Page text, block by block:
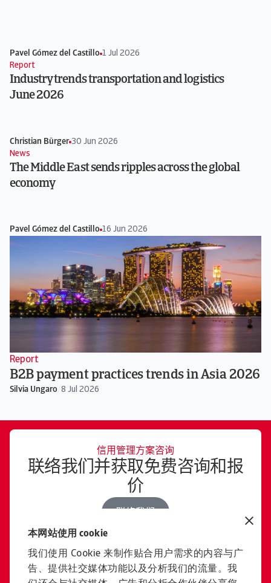
本网站使用 cookie
我们使用 Cookie 来制作贴合用户需求的内容与广
告、提供社交媒体功能以及分析我们的流量。我
Pavel Gómez del Castillo 1 Jul 2026
Report
Industry trends transportation and logistics
June 2026
Christian Bürger 30 Jun 2026
News
The Middle East sends ripples across the global
economy
Pavel Gómez del Castillo 16 Jun 2026
Report
B2B payment practices trends in Asia 2026
Silvia Ungaro 8 Jul 2026
信用管理方案咨询
联络我们并获取免费咨询和报
价
加入安卓
了解安卓的工作机会